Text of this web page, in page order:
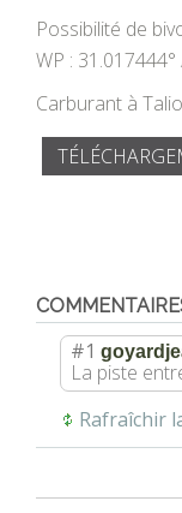
Possibilité de
WP :
Carburant à
#1
La piste
Rafraîchir